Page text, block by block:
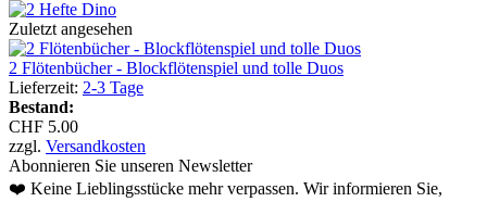
Zuletzt angesehen
2 Flötenbücher - Blockflötenspiel und tolle Duos
Lieferzeit: 2-3 Tage
Bestand:
CHF 5.00
zzgl. Versandkosten
Abonnieren Sie unseren Newsletter
❤️ Keine Lieblingsstücke mehr verpassen. Wir informieren Sie,